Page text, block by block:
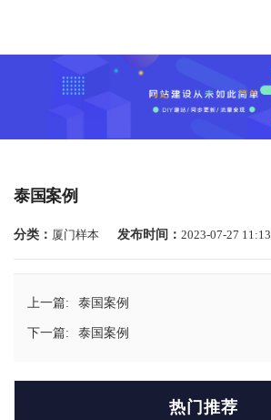
泰国案例
分类： 厦门样本 发布时间： 2023-07-27 11:13
上一篇: 泰国案例
下一篇: 泰国案例
热门推荐